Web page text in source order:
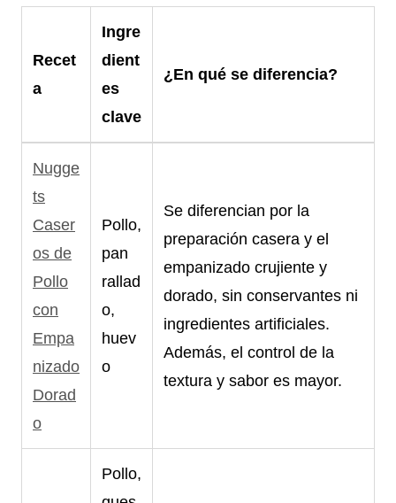
Recet
a
Ingre
dient
es
clave
¿En qué se diferencia?
Nugge
ts
Caser
os de
Pollo
con
Empa
nizado
Dorad
o
Pollo,
pan
rallad
o,
huev
o
Se diferencian por la
preparación casera y el
empanizado crujiente y
dorado, sin conservantes ni
ingredientes artificiales.
Además, el control de la
textura y sabor es mayor.
Pollo,